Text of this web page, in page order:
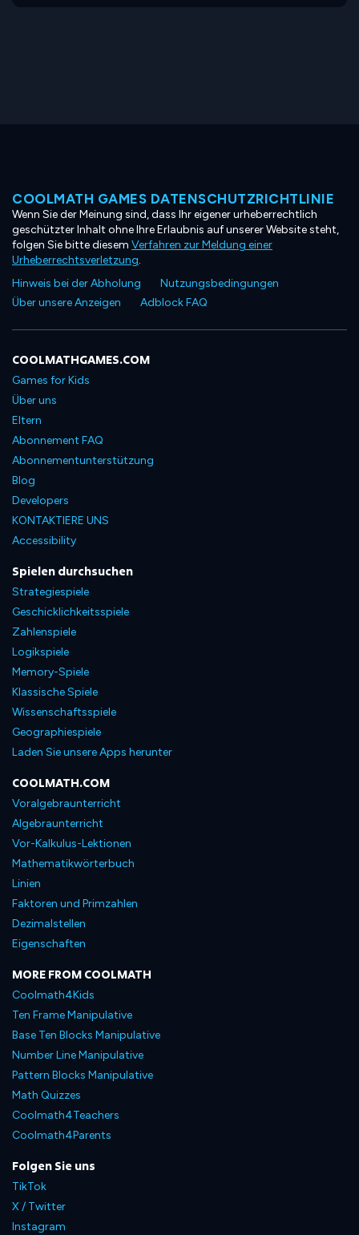
COOLMATH GAMES DATENSCHUTZRICHTLINIE
Wenn Sie der Meinung sind, dass Ihr eigener urheberrechtlich
geschützter Inhalt ohne Ihre Erlaubnis auf unserer Website steht,
folgen Sie bitte diesem Verfahren zur Meldung einer
Urheberrechtsverletzung.
Hinweis bei der Abholung
Nutzungsbedingungen
Über unsere Anzeigen
Adblock FAQ
COOLMATHGAMES.COM
Games for Kids
Über uns
Eltern
Abonnement FAQ
Abonnementunterstützung
Blog
Developers
KONTAKTIERE UNS
Accessibility
Spielen durchsuchen
Strategiespiele
Geschicklichkeitsspiele
Zahlenspiele
Logikspiele
Memory-Spiele
Klassische Spiele
Wissenschaftsspiele
Geographiespiele
Laden Sie unsere Apps herunter
COOLMATH.COM
Voralgebraunterricht
Algebraunterricht
Vor-Kalkulus-Lektionen
Mathematikwörterbuch
Linien
Faktoren und Primzahlen
Dezimalstellen
Eigenschaften
MORE FROM COOLMATH
Coolmath4Kids
Ten Frame Manipulative
Base Ten Blocks Manipulative
Number Line Manipulative
Pattern Blocks Manipulative
Math Quizzes
Coolmath4Teachers
Coolmath4Parents
Folgen Sie uns
TikTok
X / Twitter
Instagram